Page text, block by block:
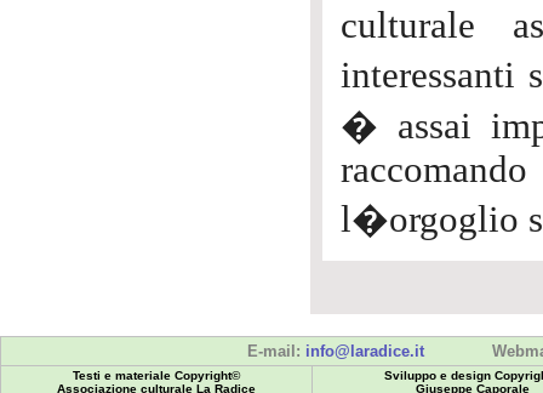
culturale
� assai
l�orgoglio
E-mail: info@laradice.it
Testi e materiale Copyright©
Associazione culturale La Radice
Sviluppo e design
Giuseppe Caporale